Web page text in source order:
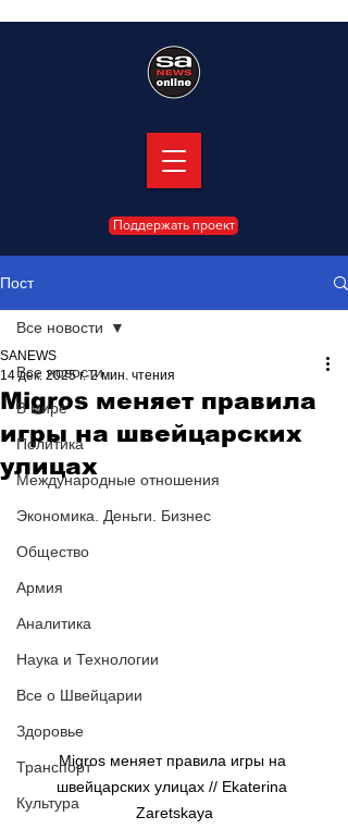
Поддержать проект
Пост
Все новости
В мире
Политика
Международные отношения
Экономика. Деньги. Бизнес
Общество
Армия
Аналитика
Наука и Технологии
Все о Швейцарии
Здоровье
Транспорт
Культура
Все новости
Migros меняет правила
игры на швейцарских
улицах
SANEWS
14 дек. 2025 г. 2 мин. чтения
Migros меняет правила игры на
швейцарских улицах // Ekaterina
Zaretskaya